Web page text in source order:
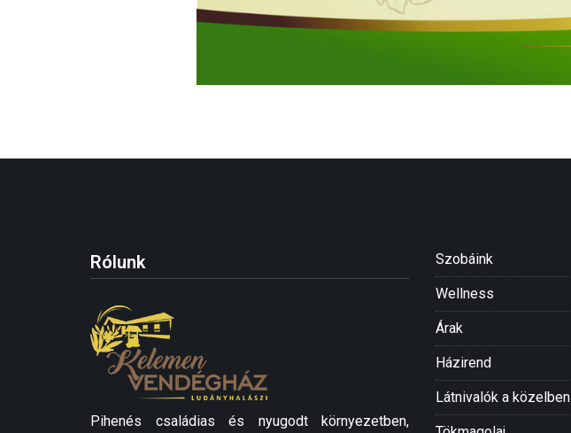
Rólunk
Pihenés családias és nyugodt környezetben,
Szobáink
Wellness
Árak
Házirend
Látnivalók a közelben